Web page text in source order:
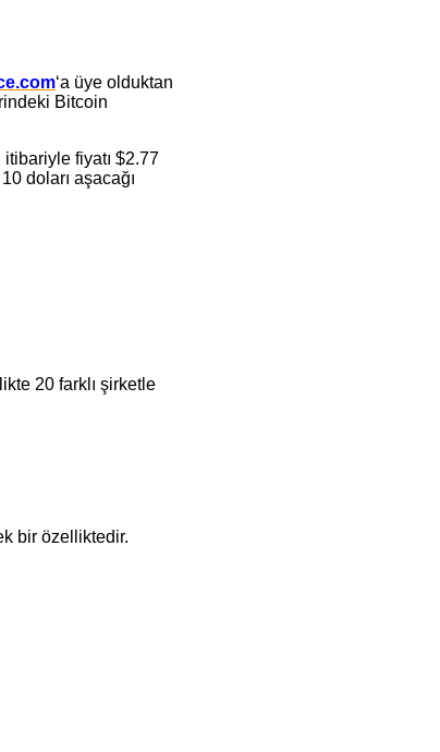
‘a üye olduktan
Bitcoin
itibariyle fiyatı $2.77
doları aşacağı
20 farklı şirketle
bir özelliktedir.